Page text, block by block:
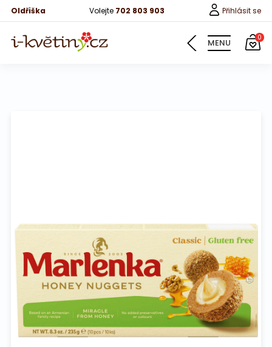
Oldřiška Volejte 702 803 903 Přihlásit se
MENU 0
Bonboniery
Vína
Na pohřeb